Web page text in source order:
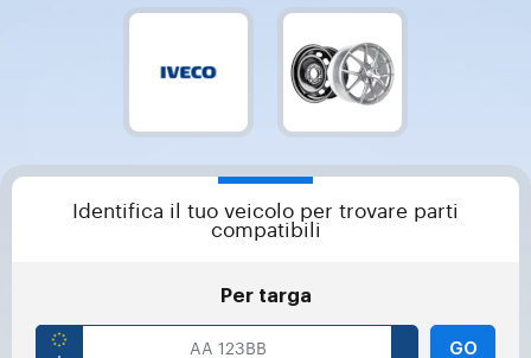
Identifica il tuo veicolo per trovare parti
compatibili
Per targa
GO